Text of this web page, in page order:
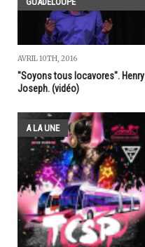
AVRIL 10TH, 2016
"Soyons tous locavores". Henry
Joseph. (vidéo)
A LA UNE